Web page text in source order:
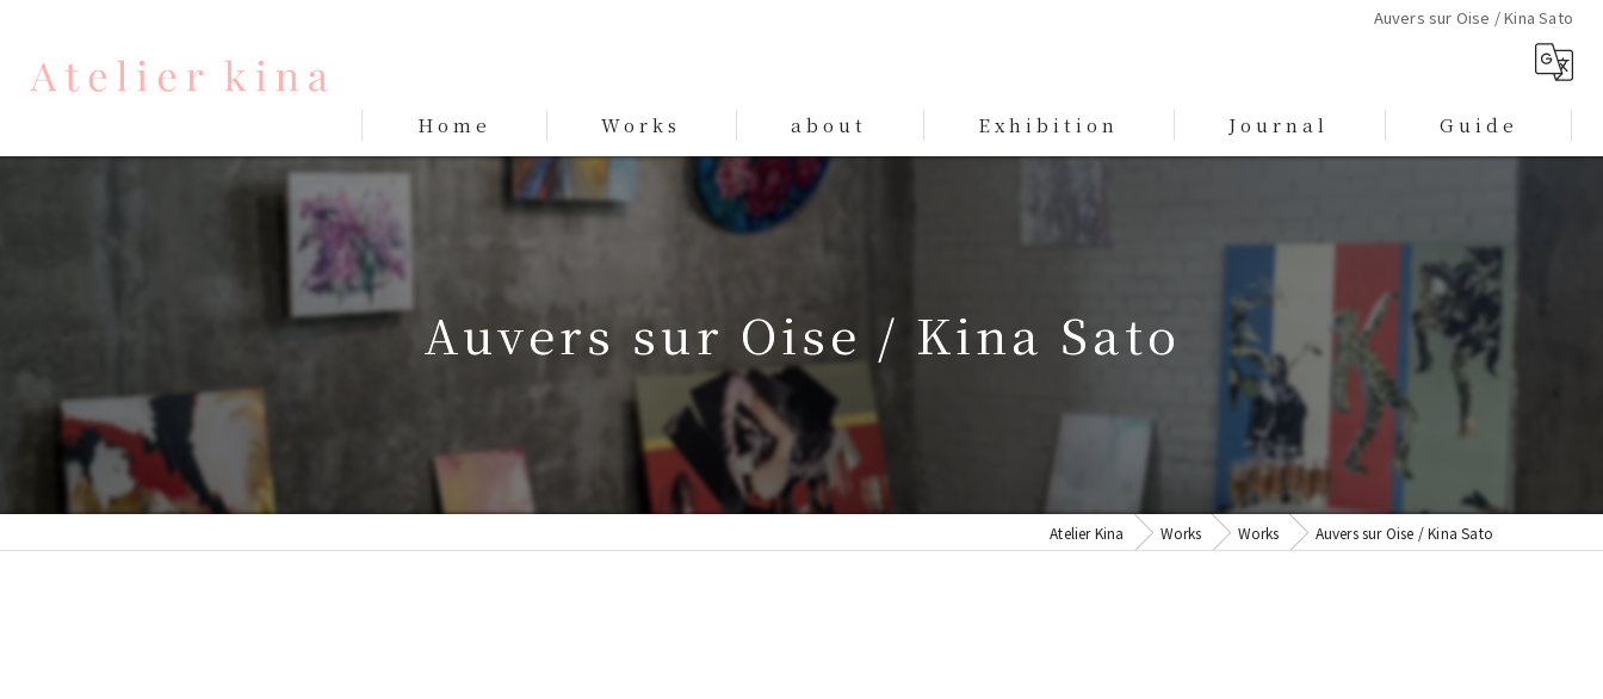
Auvers sur Oise / Kina Sato
Home Works
Works
about Exhibition Journal Guide
特定商取引に基づく表記
Auvers sur Oise / Kina Sato
Atelier Kina Works Works Auvers sur Oise / Kina Sato